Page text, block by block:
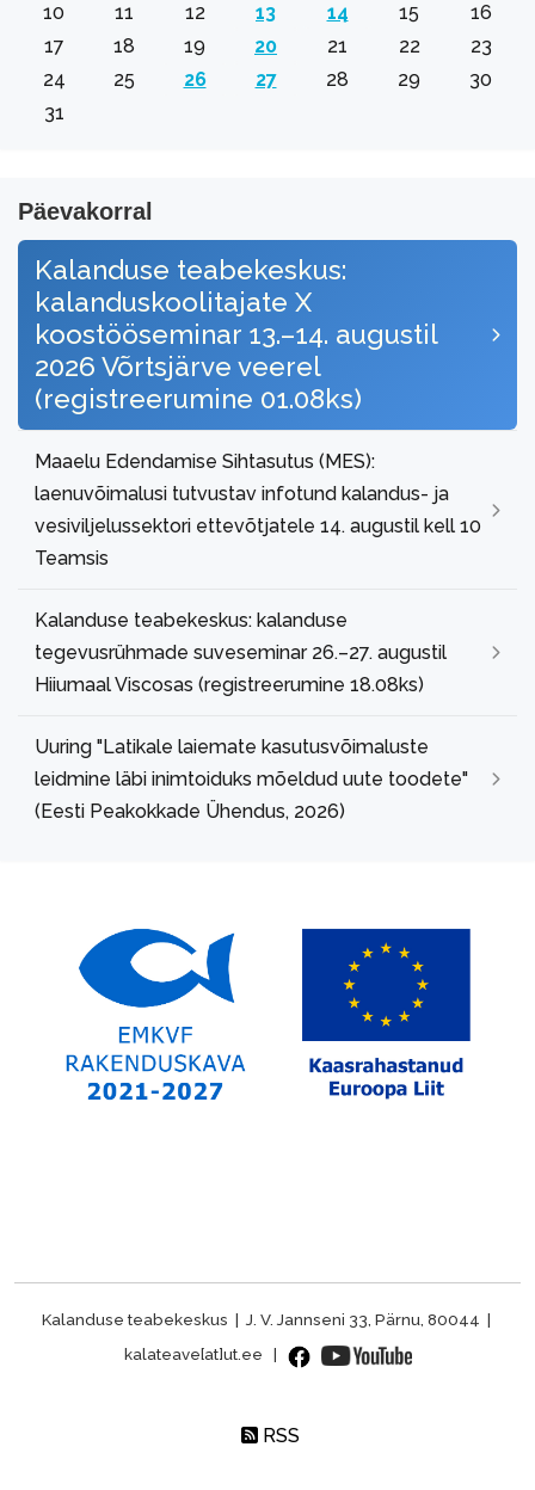
10
11 12 13 14 15
16
17
18 19 20 21 22
23
24
25 26 27 28 29
30
31
Päevakorral
Kalanduse teabekeskus:
kalanduskoolitajate X
koostööseminar 13.–14. augustil
2026 Võrtsjärve veerel
(registreerumine 01.08ks)
Maaelu Edendamise Sihtasutus (MES):
laenuvõimalusi tutvustav infotund kalandus- ja
vesiviljelussektori ettevõtjatele 14. augustil kell 10
Teamsis
Kalanduse teabekeskus: kalanduse
tegevusrühmade suveseminar 26.–27. augustil
Hiiumaal Viscosas (registreerumine 18.08ks)
Uuring "Latikale laiemate kasutusvõimaluste
leidmine läbi inimtoiduks mõeldud uute toodete"
(Eesti Peakokkade Ühendus, 2026)
Kalanduse teabekeskus | J. V. Jannseni 33, Pärnu, 80044 |
kalateave[at]ut.ee |
RSS